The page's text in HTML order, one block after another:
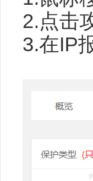
2.点击
3.在IP